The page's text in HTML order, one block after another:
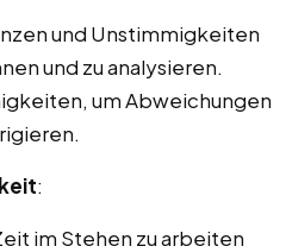
und Unstimmigkeiten
und zu analysieren.
um Abweichungen
:
im Stehen zu arbeiten